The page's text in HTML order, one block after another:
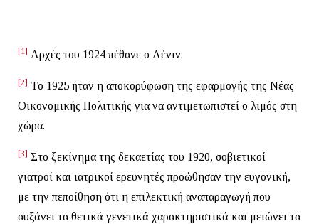
[1] Αρχές του 1924 πέθανε ο Λένιν.
[2] Το 1925 ήταν η αποκορύφωση της εφαρμογής της Νέας
Οικονομικής Πολιτικής για να αντιμετωπιστεί ο λιμός στη
χώρα.
[3] Στο ξεκίνημα της δεκαετίας του 1920, σοβιετικοί
γιατροί και ιατρικοί ερευνητές προώθησαν την ευγονική,
με την πεποίθηση ότι η επιλεκτική αναπαραγωγή που
αυξάνει τα θετικά γενετικά χαρακτηριστικά και μειώνει τα